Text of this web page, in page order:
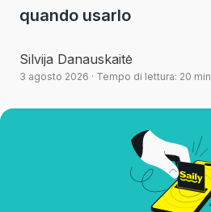
quando usarlo
Silvija Danauskaitė
3 agosto 2026 · Tempo di lettura: 20 min